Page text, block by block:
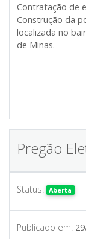
Contratação de
Construção da
localizada no
de Minas.
Pregão
Status: Aberta
Publicado em: